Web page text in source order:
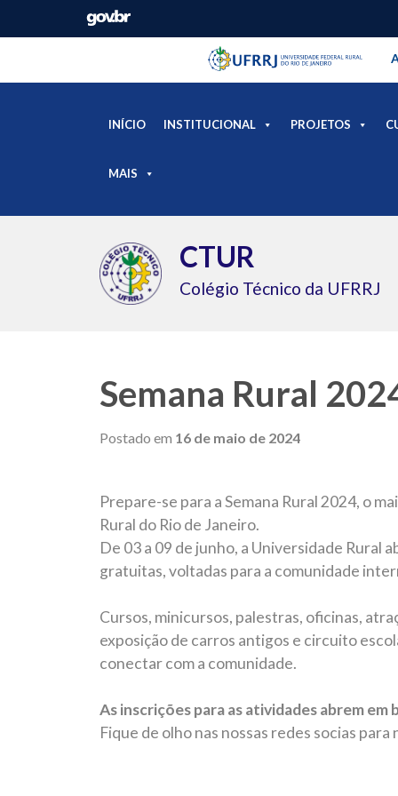
Pular barra institucional
Barra
INÍCIO INSTITUCIONAL PROJETOS
MAIS
CTUR
Colégio Técnico da UFRRJ
Semana Rural
Postado em 16 de maio de 2024
Prepare-se para a Semana Rural 2024, o
Rural do Rio de Janeiro.
De 03 a 09 de junho, a Universidade Rural
gratuitas, voltadas para a comunidade
Cursos, minicursos, palestras, oficinas,
exposição de carros antigos e circuito
conectar com a comunidade.
As inscrições para as atividades abrem em
Fique de olho nas nossas redes socias